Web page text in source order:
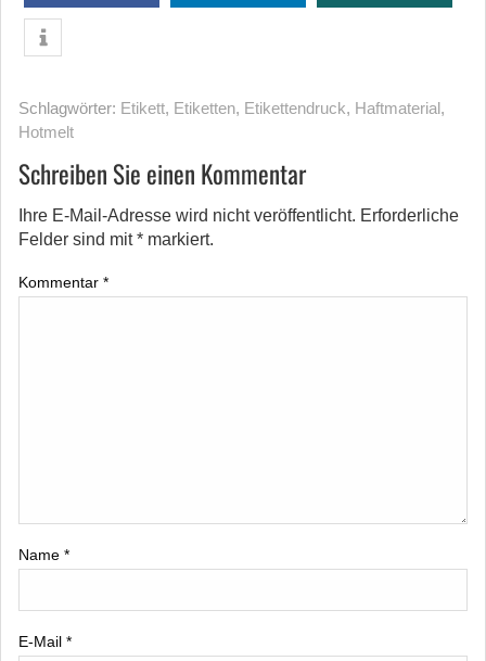
Schlagwörter: Etikett, Etiketten, Etikettendruck, Haftmaterial,
Hotmelt
Schreiben Sie einen Kommentar
Ihre E-Mail-Adresse wird nicht veröffentlicht. Erforderliche
Felder sind mit* markiert.
Kommentar *
Name *
E-Mail *